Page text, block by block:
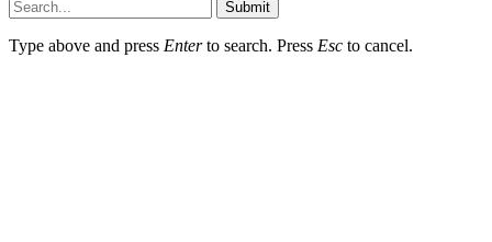
Submit
Type above and press Enterto search. Press Esc to cancel.